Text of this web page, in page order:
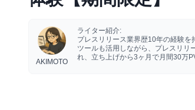
AKIMOTO
ライター紹介:
プレスリリース業界歴10年の経験
ツールも活用しながら、プレスリリ
れ、立ち上げから3ヶ月で月間30万